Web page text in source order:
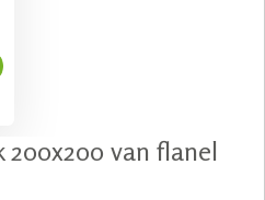
van flanel